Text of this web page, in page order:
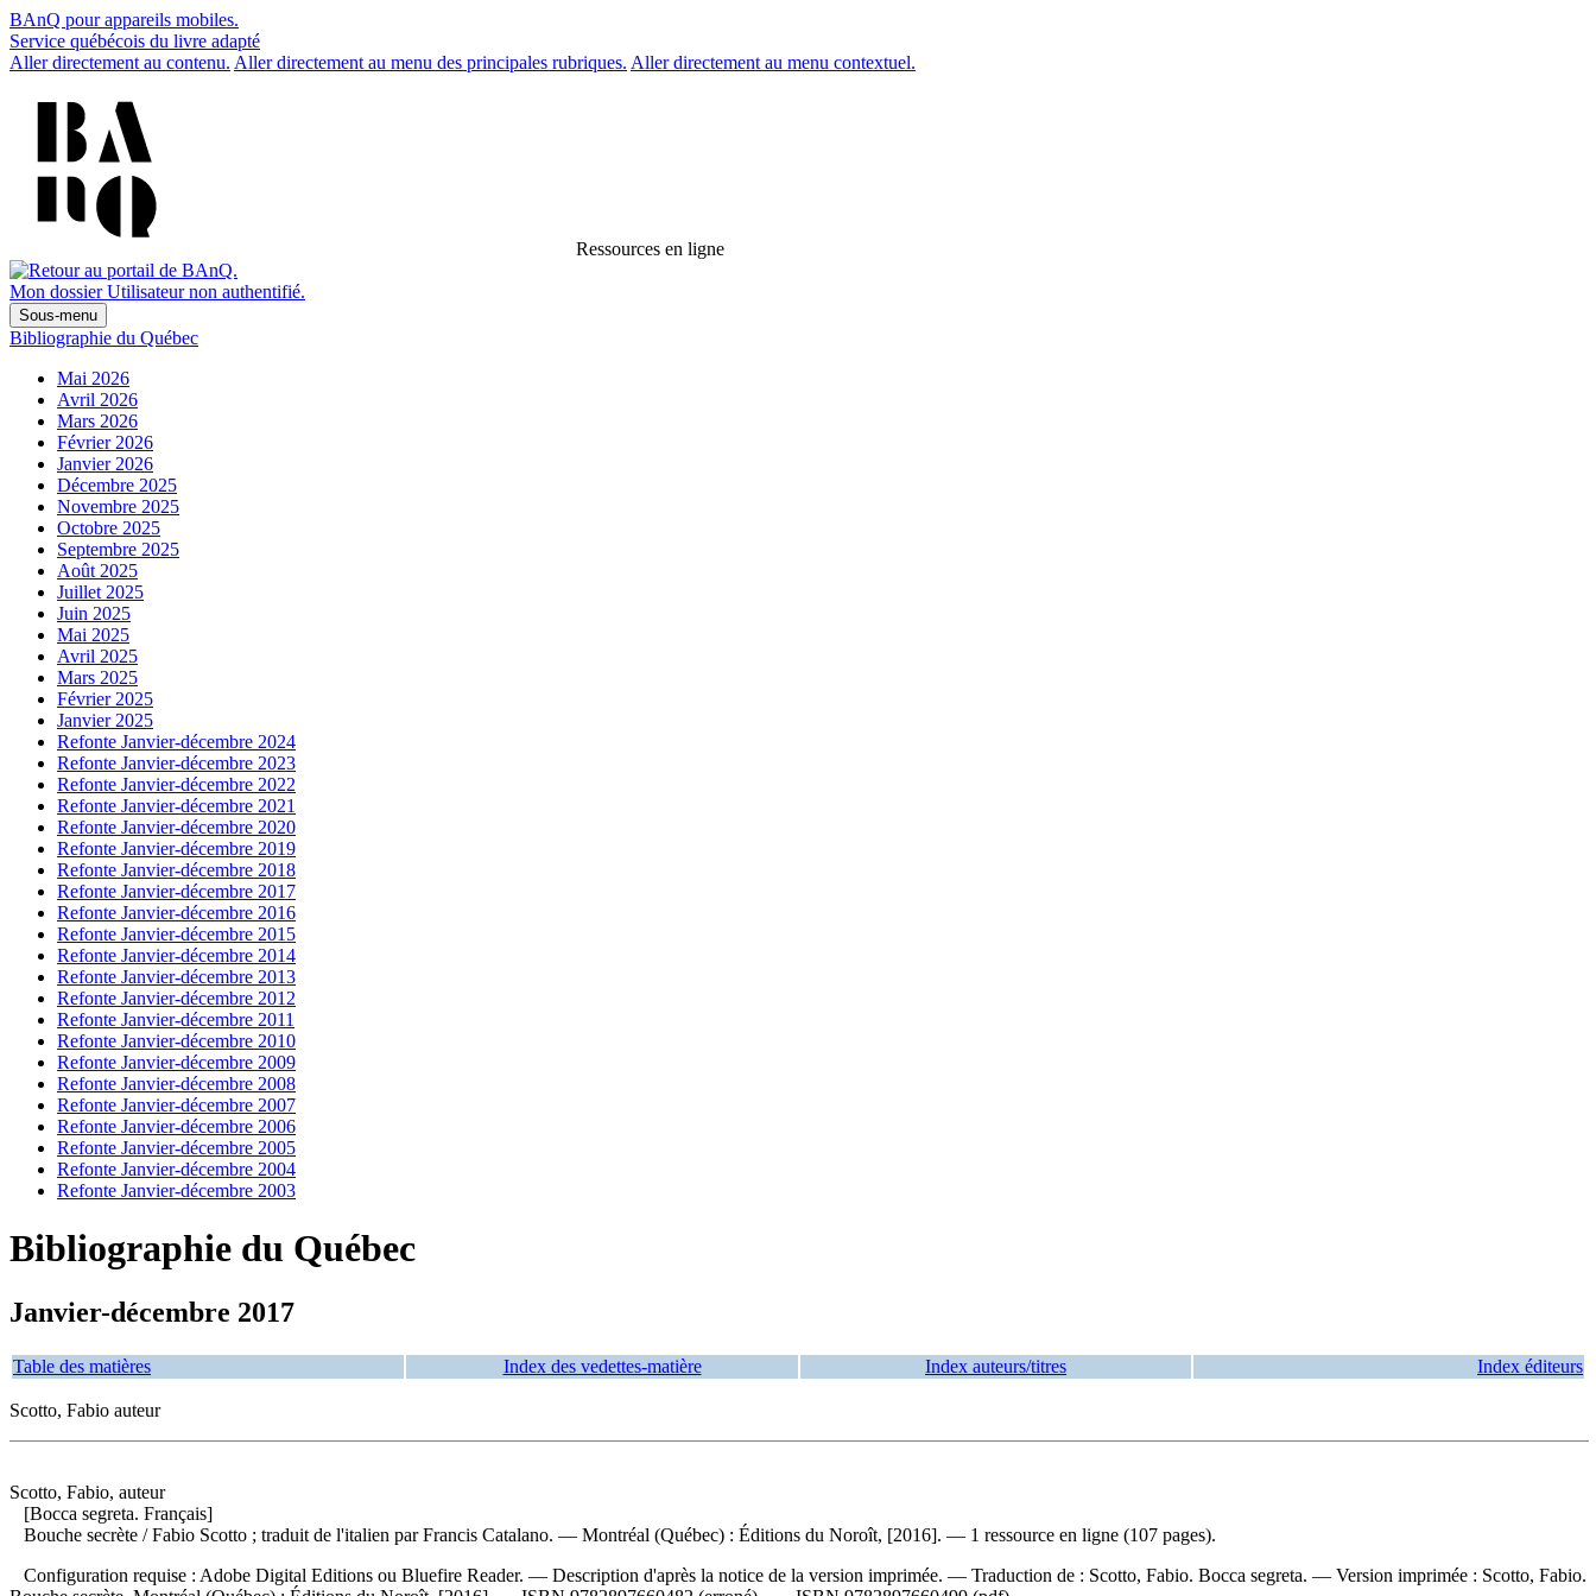
BAnQ pour appareils mobiles.
Service québécois du livre adapté
Aller directement au contenu. Aller directement au menu des principales rubriques. Aller directement au menu contextuel.
Ressources en ligne
Mon dossier Utilisateur non authentifié.
Sous-menu
Bibliographie du Québec
Mai 2026
Avril 2026
Mars 2026
Février 2026
Janvier 2026
Décembre 2025
Novembre 2025
Octobre 2025
Septembre 2025
Août 2025
Juillet 2025
Juin 2025
Mai 2025
Avril 2025
Mars 2025
Février 2025
Janvier 2025
Refonte Janvier-décembre 2024
Refonte Janvier-décembre 2023
Refonte Janvier-décembre 2022
Refonte Janvier-décembre 2021
Refonte Janvier-décembre 2020
Refonte Janvier-décembre 2019
Refonte Janvier-décembre 2018
Refonte Janvier-décembre 2017
Refonte Janvier-décembre 2016
Refonte Janvier-décembre 2015
Refonte Janvier-décembre 2014
Refonte Janvier-décembre 2013
Refonte Janvier-décembre 2012
Refonte Janvier-décembre 2011
Refonte Janvier-décembre 2010
Refonte Janvier-décembre 2009
Refonte Janvier-décembre 2008
Refonte Janvier-décembre 2007
Refonte Janvier-décembre 2006
Refonte Janvier-décembre 2005
Refonte Janvier-décembre 2004
Refonte Janvier-décembre 2003
Bibliographie du Québec
Janvier-décembre 2017
Table des matières Index des vedettes-matière Index auteurs/titres Index éditeurs
Scotto, Fabio auteur
Scotto, Fabio, auteur
[Bocca segreta. Français]
Bouche secrète / Fabio Scotto ; traduit de l'italien par Francis Catalano. — Montréal (Québec) : Éditions du Noroît, [2016]. — 1 ressource en ligne (107 pages).
Configuration requise : Adobe Digital Editions ou Bluefire Reader. — Description d'après la notice de la version imprimée. — Traduction de : Scotto, Fabio. Bocca segreta. — Version imprimée : Scotto, Fabio.